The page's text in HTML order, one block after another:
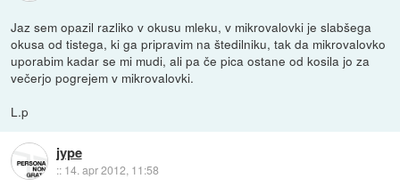
Jaz sem opazil razliko v okusu mleku, v mikrovalovki je slabšega
okusa od tistega, ki ga pripravim na štedilniku, tak da mikrovalovko
uporabim kadar se mi mudi, ali pa če pica ostane od kosila jo za
večerjo pogrejem v mikrovalovki.
L.p
jype
:: 14. apr 2012, 11:58